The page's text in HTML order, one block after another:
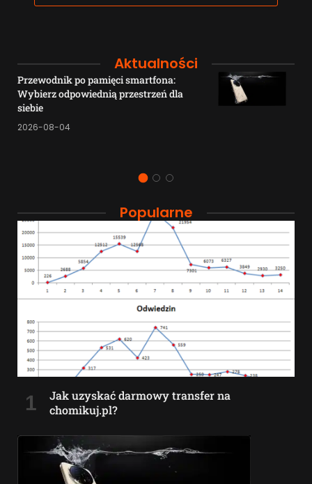
Aktualności
Przewodnik po pamięci smartfona:
Wybierz odpowiednią przestrzeń dla
siebie
2026-08-04
Popularne
Jak uzyskać darmowy transfer na
chomikuj.pl?